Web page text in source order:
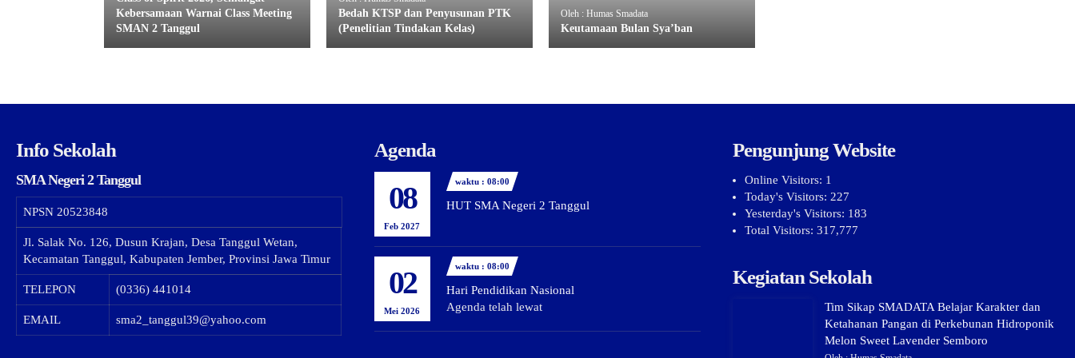
Kebersamaan Warnai Class Meeting
SMAN 2 Tanggul
Bedah KTSP dan Penyusunan PTK
(Penelitian Tindakan Kelas)
Oleh : Humas Smadata
Keutamaan Bulan Sya’ban
Info Sekolah
SMA Negeri 2 Tanggul
NPSN 20523848
Jl. Salak No. 126, Dusun Krajan, Desa Tanggul Wetan,
Kecamatan Tanggul, Kabupaten Jember, Provinsi Jawa Timur
TELEPON (0336) 441014
EMAIL sma2_tanggul39@yahoo.com
Agenda
08
Feb 2027
waktu : 08:00
HUT SMA Negeri 2 Tanggul
02
Mei 2026
waktu : 08:00
Hari Pendidikan Nasional
Agenda telah lewat
Pengunjung Website
Online Visitors: 1
Today's Visitors: 227
Yesterday's Visitors: 183
Total Visitors: 317,777
Kegiatan Sekolah
Tim Sikap SMADATA Belajar Karakter dan
Ketahanan Pangan di Perkebunan Hidroponik
Melon Sweet Lavender Semboro